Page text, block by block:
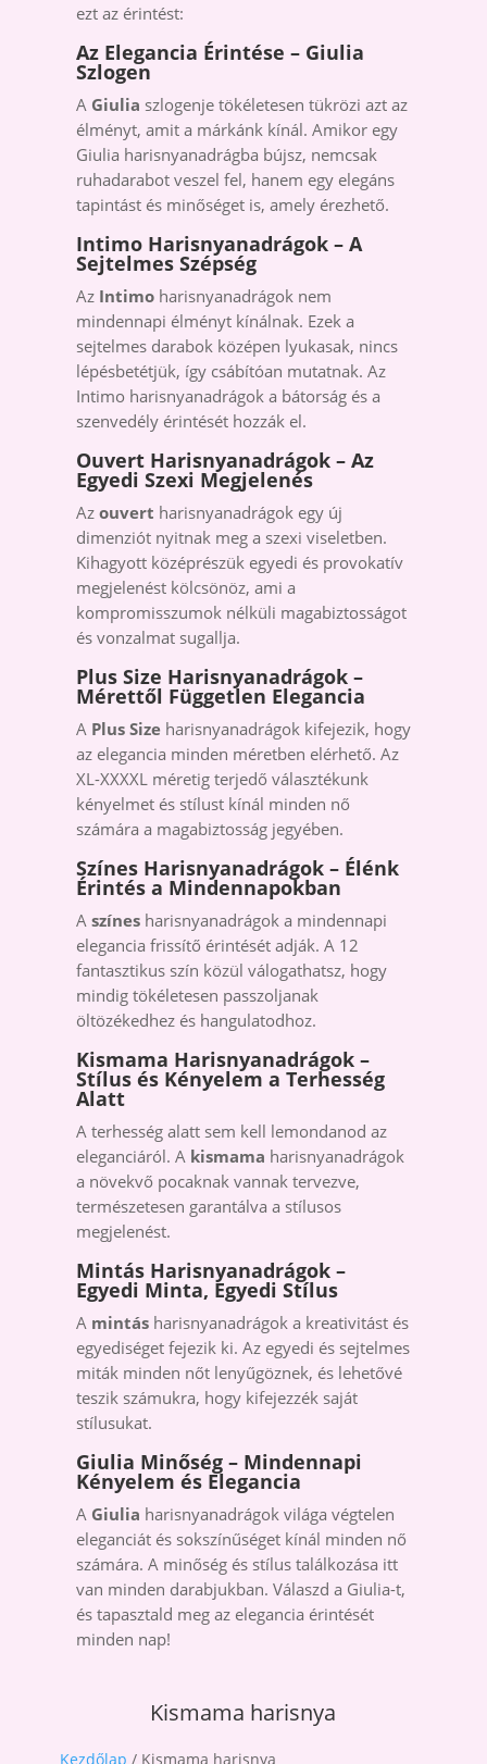
ezt az érintést:
Az Elegancia Érintése – Giulia
Szlogen
A Giulia szlogenje tökéletesen tükrözi azt az
élményt, amit a márkánk kínál. Amikor egy
Giulia harisnyanadrágba bújsz, nemcsak
ruhadarabot veszel fel, hanem egy elegáns
tapintást és minőséget is, amely érezhető.
Intimo Harisnyanadrágok – A
Sejtelmes Szépség
Az Intimoharisnyanadrágok nem
mindennapi élményt kínálnak. Ezek a
sejtelmes darabok középen lyukasak, nincs
lépésbetétjük, így csábítóan mutatnak. Az
Intimo harisnyanadrágok a bátorság és a
szenvedély érintését hozzák el.
Ouvert Harisnyanadrágok – Az
Egyedi Szexi Megjelenés
Az ouvert harisnyanadrágok egy új
dimenziót nyitnak meg a szexi viseletben.
Kihagyott középrészük egyedi és provokatív
megjelenést kölcsönöz, ami a
kompromisszumok nélküli magabiztosságot
és vonzalmat sugallja.
Plus Size Harisnyanadrágok –
Mérettől Független Elegancia
A Plus Sizeharisnyanadrágok kifejezik, hogy
az elegancia minden méretben elérhető. Az
XL-XXXXL méretig terjedő választékunk
kényelmet és stílust kínál minden nő
számára a magabiztosság jegyében.
Színes Harisnyanadrágok – Élénk
Érintés a Mindennapokban
A színesharisnyanadrágok a mindennapi
elegancia frissítő érintését adják. A 12
fantasztikus szín közül válogathatsz, hogy
mindig tökéletesen passzoljanak
öltözékedhez és hangulatodhoz.
Kismama Harisnyanadrágok –
Stílus és Kényelem a Terhesség
Alatt
A terhesség alatt sem kell lemondanod az
eleganciáról. A kismama harisnyanadrágok
a növekvő pocaknak vannak tervezve,
természetesen garantálva a stílusos
megjelenést.
Mintás Harisnyanadrágok –
Egyedi Minta, Egyedi Stílus
A mintásharisnyanadrágok a kreativitást és
egyediséget fejezik ki. Az egyedi és sejtelmes
miták minden nőt lenyűgöznek, és lehetővé
teszik számukra, hogy kifejezzék saját
stílusukat.
Giulia Minőség – Mindennapi
Kényelem és Elegancia
A Giulia harisnyanadrágok világa végtelen
eleganciát és sokszínűséget kínál minden nő
számára. A minőség és stílus találkozása itt
van minden darabjukban. Válaszd a Giulia-t,
és tapasztald meg az elegancia érintését
minden nap!
Kismama harisnya
Kezdőlap / Kismama harisnya